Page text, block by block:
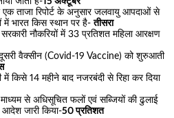
एक ताजा रिपोर्ट के अनुसार जलवायु आपदाओं से
में भारत किस स्थान पर है-तीसरा
नौकरियों में 33 प्रतिशत महिला आरक्षण
वैक्सीन (Covid-19 Vaccine) को शुरुआती
किसे 14 महीने बाद नजरबंदी से रिहा कर दिया
से अधिसूचित फलों एवं सब्जियों की ढुलाई
जारी किया-50 प्रतिशत